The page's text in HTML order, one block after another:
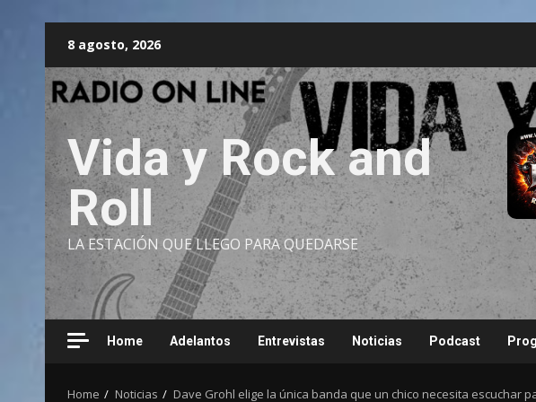
content
8 agosto, 2026
Vida y Rock and
Roll
LA ESTACIÓN QUE LLEGO PARA QUEDARSE
Home Adelantos Entrevistas Noticias Podcast
Home Noticias Dave Grohl elige la única banda que un chico necesita escuchar